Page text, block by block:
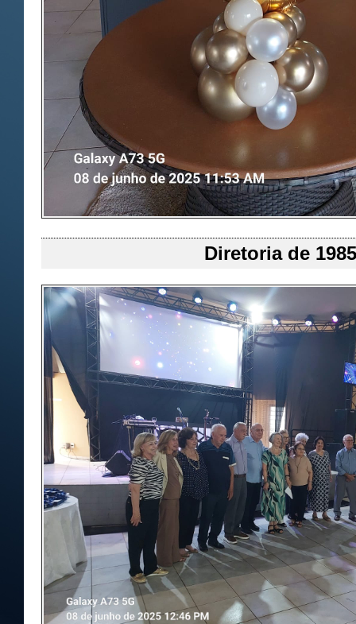
Diretoria de